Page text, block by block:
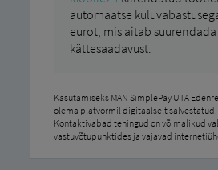
automaatse
eurot, mis aitab
kättesaadavust.
Kasutamiseks MAN SimplePay UTA
olema platvormil digitaalselt salvestatud.
Kontaktivabad tehingud on võimalikud
vastuvõtupunktides ja vajavad